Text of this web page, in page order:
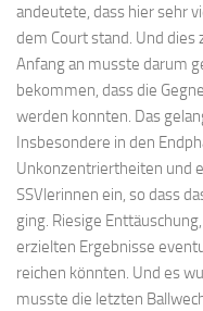
andeutete, dass hier sehr
dem Court stand. Und dies
Anfang an musste darum
bekommen, dass die
werden konnten. Das
Insbesondere in den
Unkonzentriertheiten und
SSVlerinnen ein, so dass
ging. Riesige
erzielten Ergebnisse
reichen könnten. Und es
musste die letzten